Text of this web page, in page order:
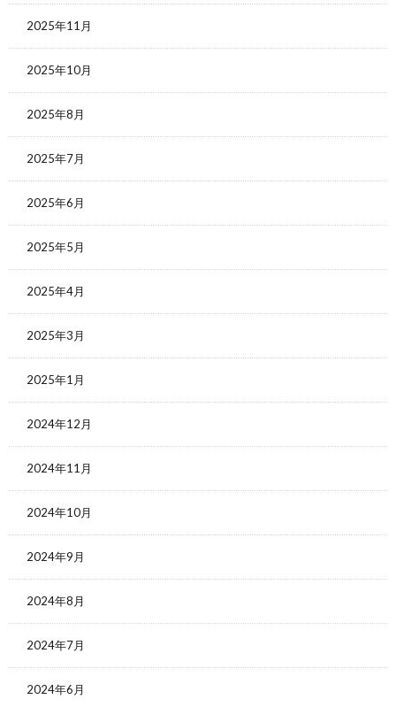
2025年11月
2025年10月
2025年8月
2025年7月
2025年6月
2025年5月
2025年4月
2025年3月
2025年1月
2024年12月
2024年11月
2024年10月
2024年9月
2024年8月
2024年7月
2024年6月